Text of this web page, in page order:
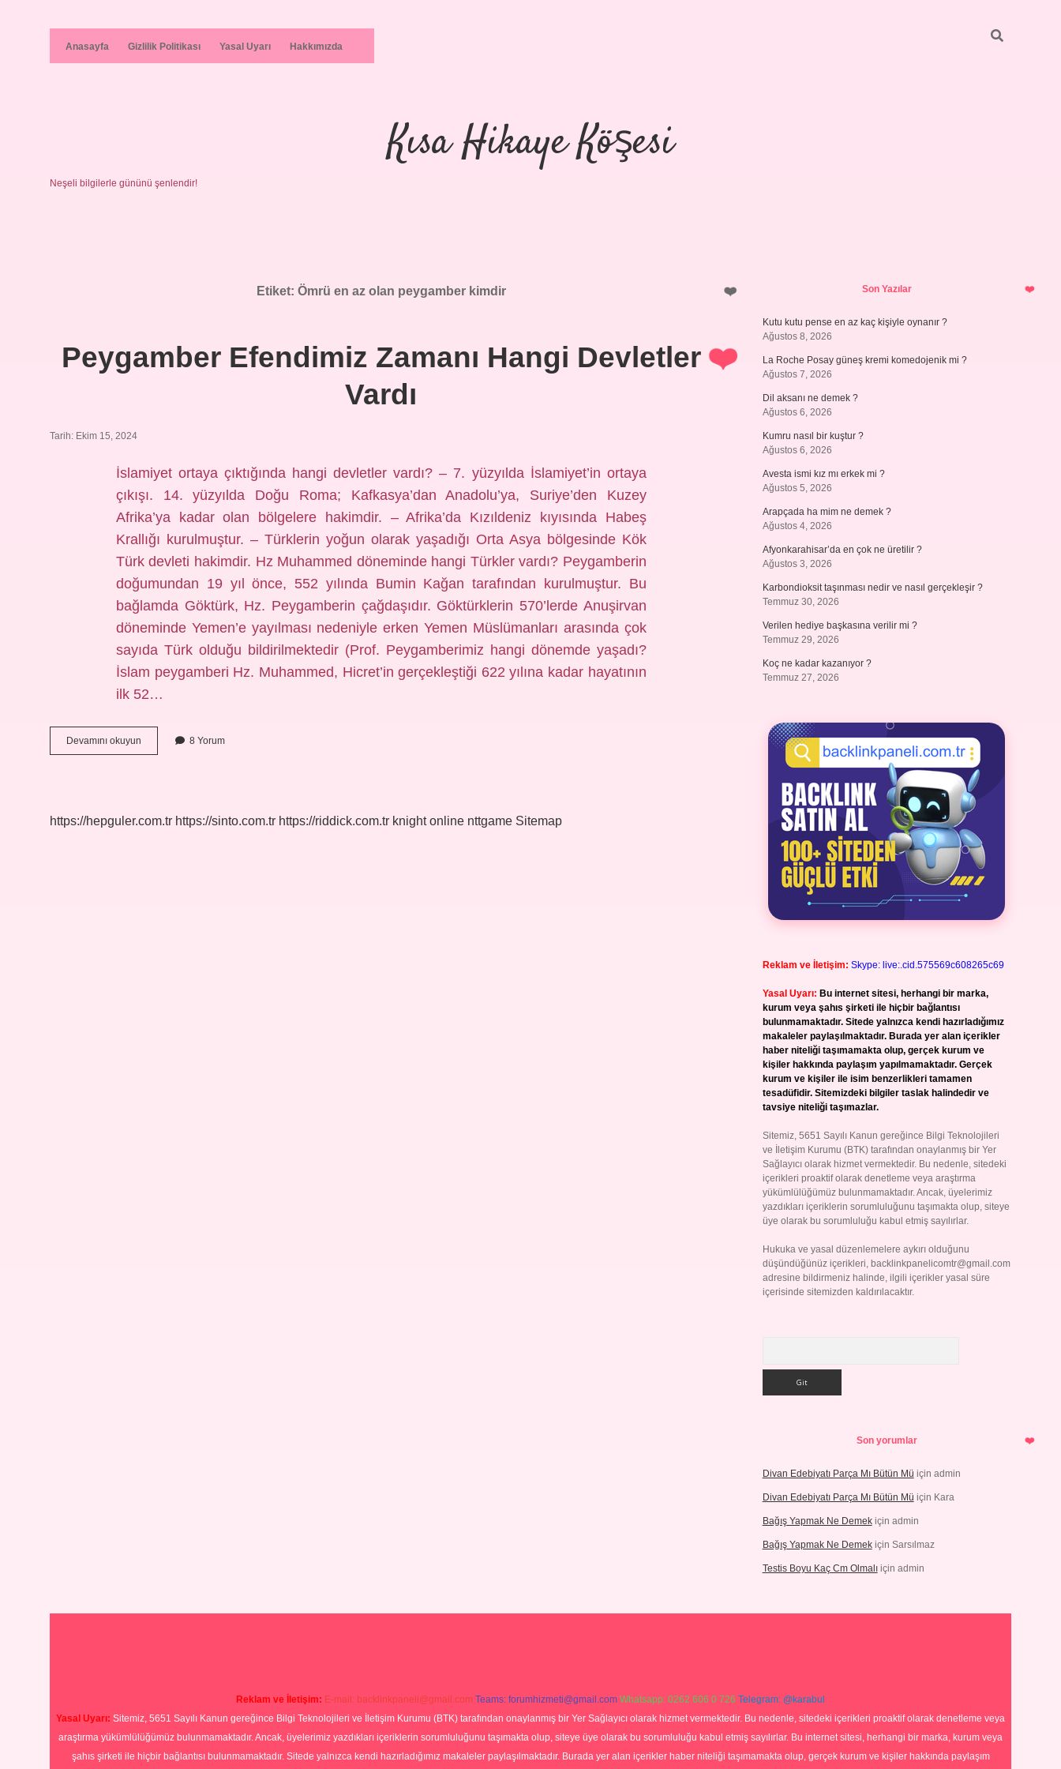
Anasayfa Gizlilik Politikası Yasal Uyarı Hakkımızda
Kısa Hikaye Köşesi
Neşeli bilgilerle gününü şenlendir!
Etiket: Ömrü en az olan peygamber kimdir
Peygamber Efendimiz Zamanı Hangi Devletler
Vardı
Tarih: Ekim 15, 2024
İslamiyet ortaya çıktığında hangi devletler vardı? – 7. yüzyılda İslamiyet’in ortaya
çıkışı. 14. yüzyılda Doğu Roma; Kafkasya’dan Anadolu’ya, Suriye’den Kuzey
Afrika’ya kadar olan bölgelere hakimdir. – Afrika’da Kızıldeniz kıyısında Habeş
Krallığı kurulmuştur. – Türklerin yoğun olarak yaşadığı Orta Asya bölgesinde Kök
Türk devleti hakimdir. Hz Muhammed döneminde hangi Türkler vardı? Peygamberin
doğumundan 19 yıl önce, 552 yılında Bumin Kağan tarafından kurulmuştur. Bu
bağlamda Göktürk, Hz. Peygamberin çağdaşıdır. Göktürklerin 570’lerde Anuşirvan
döneminde Yemen’e yayılması nedeniyle erken Yemen Müslümanları arasında çok
sayıda Türk olduğu bildirilmektedir (Prof. Peygamberimiz hangi dönemde yaşadı?
İslam peygamberi Hz. Muhammed, Hicret’in gerçekleştiği 622 yılına kadar hayatının
ilk 52…
Devamını okuyun Peygamber
Efendimiz
8 Yorum
https://hepguler.com.tr https://sinto.com.tr https://riddick.com.tr knight online nttgame Sitemap
SidebarSon Yazılar
Kutu kutu pense en az kaç kişiyle oynanır ?
Ağustos 8, 2026
La Roche Posay güneş kremi komedojenik mi ?
Ağustos 7, 2026
Dil aksanı ne demek ?
Ağustos 6, 2026
Kumru nasıl bir kuştur ?
Ağustos 6, 2026
Avesta ismi kız mı erkek mi ?
Ağustos 5, 2026
Arapçada ha mim ne demek ?
Ağustos 4, 2026
Afyonkarahisar’da en çok ne üretilir ?
Ağustos 3, 2026
Karbondioksit taşınması nedir ve nasıl gerçekleşir ?
Temmuz 30, 2026
Verilen hediye başkasına verilir mi ?
Temmuz 29, 2026
Koç ne kadar kazanıyor ?
Temmuz 27, 2026
Reklam ve İletişim: Skype: live:.cid.575569c608265c69
Yasal Uyarı: Bu internet sitesi, herhangi bir marka,
kurum veya şahıs şirketi ile hiçbir bağlantısı
bulunmamaktadır. Sitede yalnızca kendi hazırladığımız
makaleler paylaşılmaktadır. Burada yer alan içerikler
haber niteliği taşımamakta olup, gerçek kurum ve
kişiler hakkında paylaşım yapılmamaktadır. Gerçek
kurum ve kişiler ile isim benzerlikleri tamamen
tesadüfidir. Sitemizdeki bilgiler taslak halindedir ve
tavsiye niteliği taşımazlar.
Sitemiz, 5651 Sayılı Kanun gereğince Bilgi Teknolojileri
ve İletişim Kurumu (BTK) tarafından onaylanmış bir Yer
Sağlayıcı olarak hizmet vermektedir. Bu nedenle, sitedeki
içerikleri proaktif olarak denetleme veya araştırma
yükümlülüğümüz bulunmamaktadır. Ancak, üyelerimiz
yazdıkları içeriklerin sorumluluğunu taşımakta olup, siteye
üye olarak bu sorumluluğu kabul etmiş sayılırlar.
Hukuka ve yasal düzenlemelere aykırı olduğunu
düşündüğünüz içerikleri, backlinkpanelicomtr@gmail.com
adresine bildirmeniz halinde, ilgili içerikler yasal süre
içerisinde sitemizden kaldırılacaktır.
Son yorumlar
Divan Edebiyatı Parça Mı Bütün Mü için admin
Divan Edebiyatı Parça Mı Bütün Mü için Kara
Bağış Yapmak Ne Demekiçin admin
Bağış Yapmak Ne Demekiçin Sarsılmaz
Testis Boyu Kaç Cm Olmalıiçin admin
Reklam ve İletişim: E-mail: backlinkpaneli@gmail.com Teams: forumhizmeti@gmail.com Whatsapp: 0262 606 0 726 Telegram: @karabul
Yasal Uyarı: Sitemiz, 5651 Sayılı Kanun gereğince Bilgi Teknolojileri ve İletişim Kurumu (BTK) tarafından onaylanmış bir Yer Sağlayıcı olarak hizmet vermektedir. Bu nedenle, sitedeki içerikleri proaktif olarak denetleme veya
araştırma yükümlülüğümüz bulunmamaktadır. Ancak, üyelerimiz yazdıkları içeriklerin sorumluluğunu taşımakta olup, siteye üye olarak bu sorumluluğu kabul etmiş sayılırlar. Bu internet sitesi, herhangi bir marka, kurum veya
şahıs şirketi ile hiçbir bağlantısı bulunmamaktadır. Sitede yalnızca kendi hazırladığımız makaleler paylaşılmaktadır. Burada yer alan içerikler haber niteliği taşımamakta olup, gerçek kurum ve kişiler hakkında paylaşım